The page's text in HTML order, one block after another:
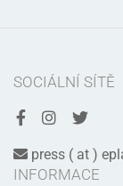
SOCIÁLNÍ SÍTĚ
press ( at )
INFORMACE